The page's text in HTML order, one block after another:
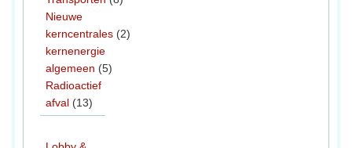
Nieuwe
kerncentrales (2)
kernenergie
algemeen (5)
Radioactief
afval (13)